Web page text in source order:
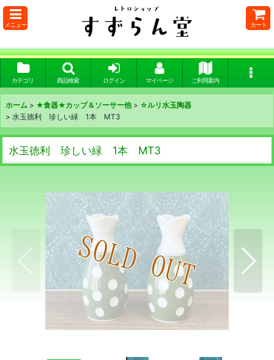
メニュー カート
カテゴリ 商品検索 ログイン マイページ ご利用案内
ホーム > ★食器★カップ＆ソーサー他 > ☆ルリ水玉陶器
> 水玉徳利 珍しい緑 1本 MT3
水玉徳利 珍しい緑 1本 MT3